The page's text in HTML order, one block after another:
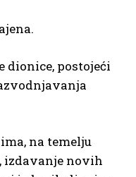
dionice, postojeći
na temelju
izdavanje novih